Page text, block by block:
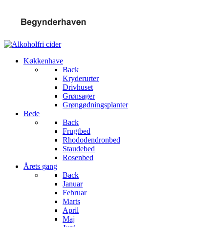
Køkkenhave
Back
Kryderurter
Drivhuset
Grønsager
Grøngødningsplanter
Bede
Back
Frugtbed
Rhododendronbed
Staudebed
Rosenbed
Årets gang
Back
Januar
Februar
Marts
April
Maj